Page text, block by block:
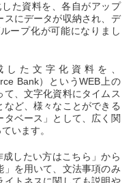
た資料を、各自がアップ
スにデータが収納され、デ
ープ化が可能になりまし
た文字化資料を、
Bank）というWEB上の
、文字化資料にタイムス
ど、様々なことができる
タベース」として、広く関
います。
したい方はこちら」から
」を用いて、文法事項のみ